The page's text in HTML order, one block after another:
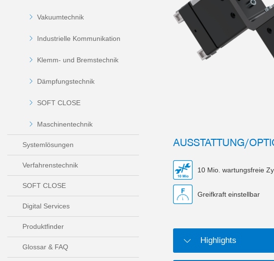
Vakuumtechnik
Industrielle Kommunikation
Klemm- und Bremstechnik
Dämpfungstechnik
SOFT CLOSE
Maschinentechnik
Systemlösungen
Verfahrenstechnik
SOFT CLOSE
Digital Services
Produktfinder
Glossar & FAQ
AUSSTATTUNG/
10 Mio. wartungsfreie
Greifkraft einstellbar
Highlights